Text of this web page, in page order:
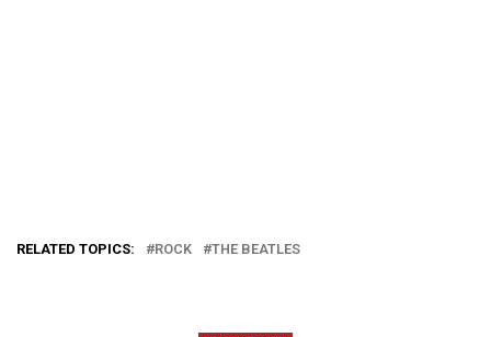
RELATED TOPICS: ROCK THE BEATLES